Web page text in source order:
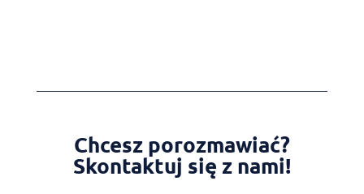
Chcesz porozmawiać?
Skontaktuj się z nami!